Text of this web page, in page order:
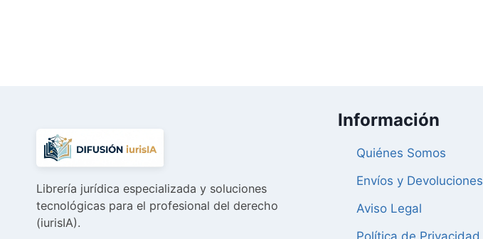
Librería jurídica especializada y soluciones
tecnológicas para el profesional del derecho
(iurisIA).
Información
Quiénes Somos
Envíos y Devoluciones
Aviso Legal
Política de Privacidad